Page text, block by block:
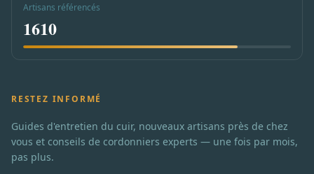
Artisans référencés
1610
RESTEZ INFORMÉ
Guides d'entretien du cuir, nouveaux artisans près de chez
vous et conseils de cordonniers experts — une fois par mois,
pas plus.